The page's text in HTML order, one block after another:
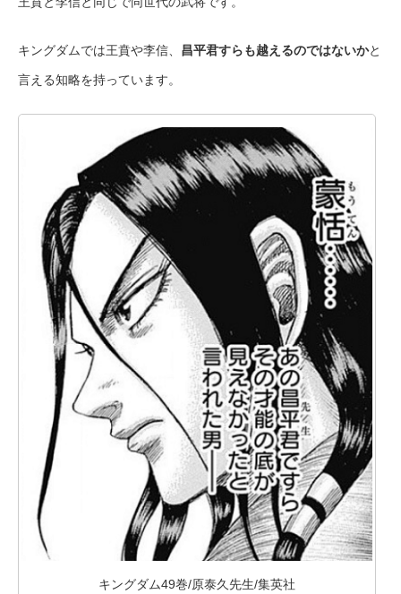
キングダムでは王賁や李信、 昌平君すらも越えるのではないかと
言える知略を持っています。
キングダム49巻/原泰久先生/集英社